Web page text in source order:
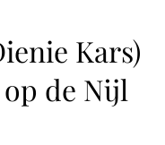
Kars)
de Nijl